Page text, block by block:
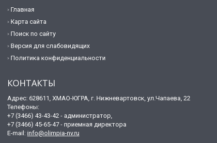
Главная
Карта сайта
Поиск по сайту
Версия для слабовидящих
Политика конфиденциальности
КОНТАКТЫ
Адрес: 628611, ХМАО-ЮГРА, г. Нижневартовск, ул.Чапаева, 22
Телефоны:
+7 (3466) 43-43-42 - администратор,
+7 (3466) 45-65-47 - приемная директора
E-mail: info@olimpia-nv.ru